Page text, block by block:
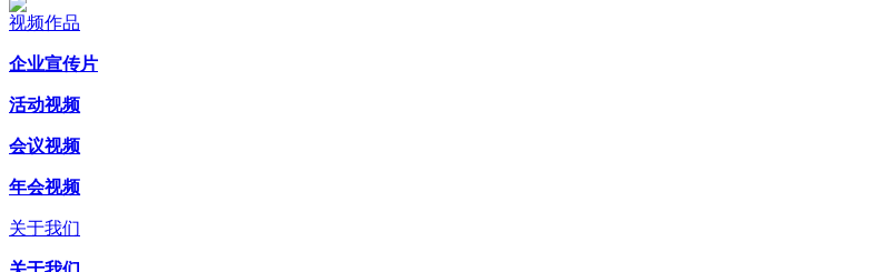
视频作品
企业宣传片
活动视频
会议视频
年会视频
关于我们